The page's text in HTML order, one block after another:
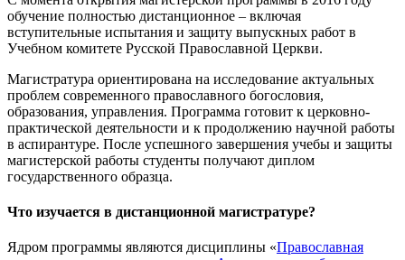
обучение полностью дистанционное – включая
вступительные испытания и защиту выпускных работ в
Учебном комитете Русской Православной Церкви.
Магистратура ориентирована на исследование актуальных
проблем современного православного богословия,
образования, управления. Программа готовит к церковно-
практической деятельности и к продолжению научной работы
в аспирантуре. После успешного завершения учебы и защиты
магистерской работы студенты получают диплом
государственного образца.
Что изучается в дистанционной магистратуре?
Ядром программы являются дисциплины «Православная